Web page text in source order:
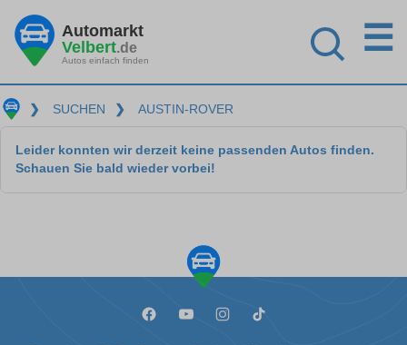
Automarkt
Velbert.de
Autos einfach finden
☰
❯ SUCHEN ❯ AUSTIN-ROVER
Leider konnten wir derzeit keine passenden Autos finden.
Schauen Sie bald wieder vorbei!